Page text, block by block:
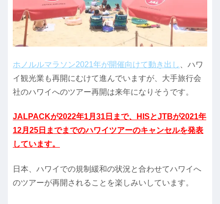
ホノルルマラソン2021年が開催向けて動き出し
、ハワ
イ観光業も再開にむけて進んでいますが、大手旅行会
社のハワイへのツアー再開は来年になりそうです。
JALPACKが2022年1月31日まで、HISとJTBが2021年
12月25日までまでのハワイツアーのキャンセルを発表
しています。
日本、ハワイでの規制緩和の状況と合わせてハワイへ
のツアーが再開されることを楽しみいしています。